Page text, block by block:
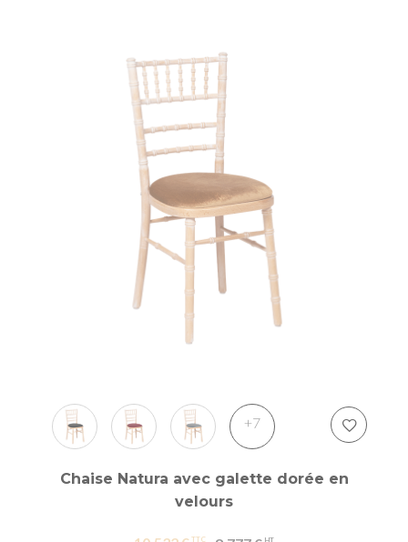
+7
Chaise Natura avec galette dorée en
velours